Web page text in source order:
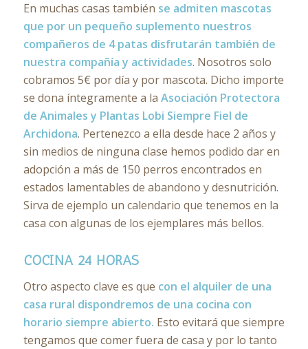
En muchas casas también se admiten mascotas
que por un pequeño suplemento nuestros
compañeros de 4 patas disfrutarán también de
nuestra compañía y actividades. Nosotros solo
cobramos 5€ por día y por mascota. Dicho importe
se dona íntegramente a la Asociación Protectora
de Animales y Plantas Lobi Siempre Fiel de
Archidona. Pertenezco a ella desde hace 2 años y
sin medios de ninguna clase hemos podido dar en
adopción a más de 150 perros encontrados en
estados lamentables de abandono y desnutrición.
Sirva de ejemplo un calendario que tenemos en la
casa con algunas de los ejemplares más bellos.
COCINA 24 HORAS
Otro aspecto clave es que con el alquiler de una
casa rural dispondremos de una cocina con
horario siempre abierto. Esto evitará que siempre
tengamos que comer fuera de casa y por lo tanto